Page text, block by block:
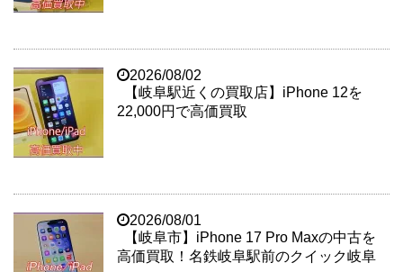
2026/08/02
【岐阜駅近くの買取店】iPhone 12を
22,000円で高価買取
2026/08/01
【岐阜市】iPhone 17 Pro Maxの中古を
高価買取！名鉄岐阜駅前のクイック岐阜